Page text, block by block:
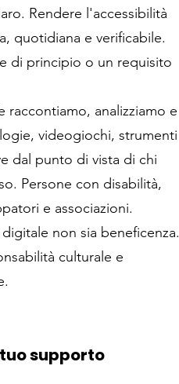
Rendere l'accessibilità
quotidiana e verificabile.
di principio o un requisito
analizziamo e
videogiochi, strumenti
dal punto di vista di chi
Persone con disabilità,
e associazioni.
non sia beneficenza.
culturale e
supporto